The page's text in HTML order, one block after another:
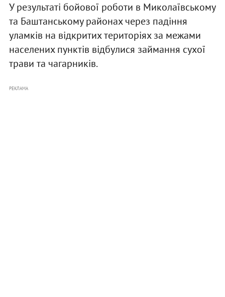
У результаті бойової роботи в Миколаївському
та Баштанському районах через падіння
уламків на відкритих територіях за межами
населених пунктів відбулися займання сухої
трави та чагарників.
РЕКЛАМА